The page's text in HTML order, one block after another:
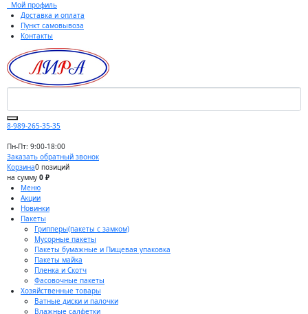
Мой профиль
Доставка и оплата
Пункт самовывоза
Контакты
8-989-265-35-35
Пн-Пт: 9:00-18:00
Заказать обратный звонок
Корзина0 позиций
на сумму 0 ₽
Меню
Акции
Новинки
Пакеты
Грипперы(пакеты с замком)
Мусорные пакеты
Пакеты бумажные и Пищевая упаковка
Пакеты майка
Пленка и Скотч
Фасовочные пакеты
Хозяйственные товары
Ватные диски и палочки
Влажные салфетки